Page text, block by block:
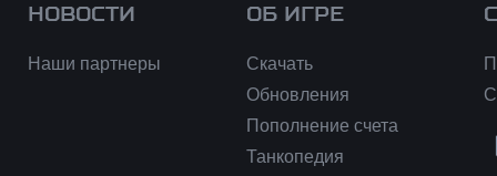
НОВОСТИ
Наши партнеры
ОБ ИГРЕ
Скачать
Обновления
Пополнение счета
Танкопедия